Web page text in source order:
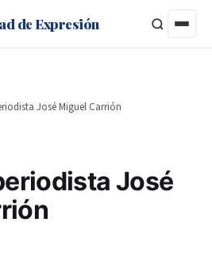
de Expresión
José Miguel Carrión
José